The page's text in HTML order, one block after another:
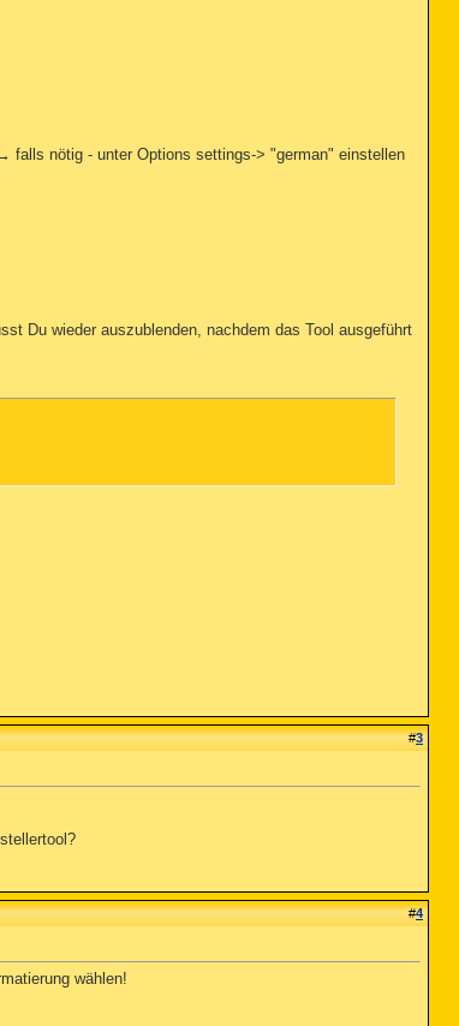
falls nötig - unter Options settings-> "german" einstellen
Du wieder auszublenden, nachdem das Tool ausgeführt
#3
#4
wählen!